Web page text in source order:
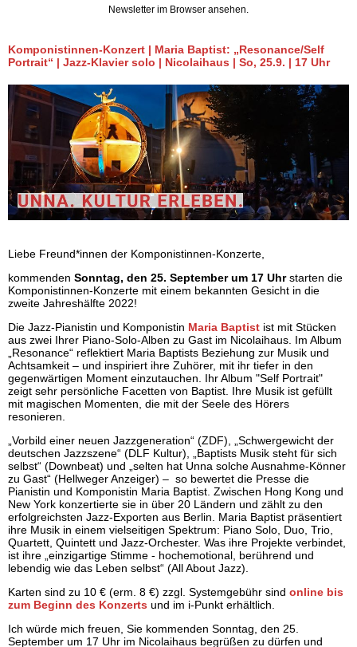
Newsletter im Browser ansehen.
Komponistinnen-Konzert | Maria Baptist: „Resonance/Self
Portrait“ | Jazz-Klavier solo | Nicolaihaus | So, 25.9. | 17 Uhr
Liebe Freund*innen der Komponistinnen-Konzerte,
kommenden Sonntag, den 25. September um 17 Uhrstarten die
Komponistinnen-Konzerte mit einem bekannten Gesicht in die
zweite Jahreshälfte 2022!
Die Jazz-Pianistin und Komponistin Maria Baptist ist mit Stücken
aus zwei Ihrer Piano-Solo-Alben zu Gast im Nicolaihaus. Im Album
„Resonance“ reflektiert Maria Baptists Beziehung zur Musik und
Achtsamkeit – und inspiriert ihre Zuhörer, mit ihr tiefer in den
gegenwärtigen Moment einzutauchen. Ihr Album "Self Portrait"
zeigt sehr persönliche Facetten von Baptist. Ihre Musik ist gefüllt
mit magischen Momenten, die mit der Seele des Hörers
resonieren.
„Vorbild einer neuen Jazzgeneration“ (ZDF), „Schwergewicht der
deutschen Jazzszene“ (DLF Kultur), „Baptists Musik steht für sich
selbst“ (Downbeat) und „selten hat Unna solche Ausnahme-Könner
zu Gast“ (Hellweger Anzeiger) – so bewertet die Presse die
Pianistin und Komponistin Maria Baptist. Zwischen Hong Kong und
New York konzertierte sie in über 20 Ländern und zählt zu den
erfolgreichsten Jazz-Exporten aus Berlin. Maria Baptist präsentiert
ihre Musik in einem vielseitigen Spektrum: Piano Solo, Duo, Trio,
Quartett, Quintett und Jazz-Orchester. Was ihre Projekte verbindet,
ist ihre „einzigartige Stimme - hochemotional, berührend und
lebendig wie das Leben selbst“ (All About Jazz).
Karten sind zu 10 € (erm. 8 €) zzgl. Systemgebühr sind online bis
zum Beginn des Konzerts und im i-Punkt erhältlich.
Ich würde mich freuen, Sie kommenden Sonntag, den 25.
September um 17 Uhr im Nicolaihaus begrüßen zu dürfen und